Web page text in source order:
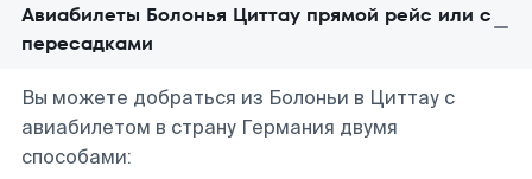
Авиабилеты Болонья Циттау прямой рейс или с
пересадками
Вы можете добраться из Болоньи в Циттау с
авиабилетом в страну Германия двумя
способами: